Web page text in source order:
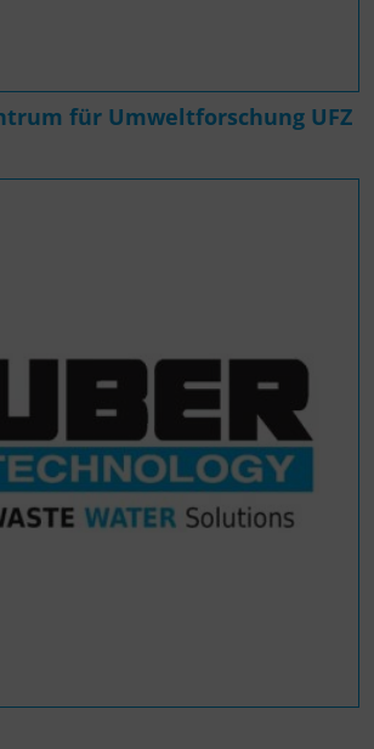
für Umweltforschung UFZ